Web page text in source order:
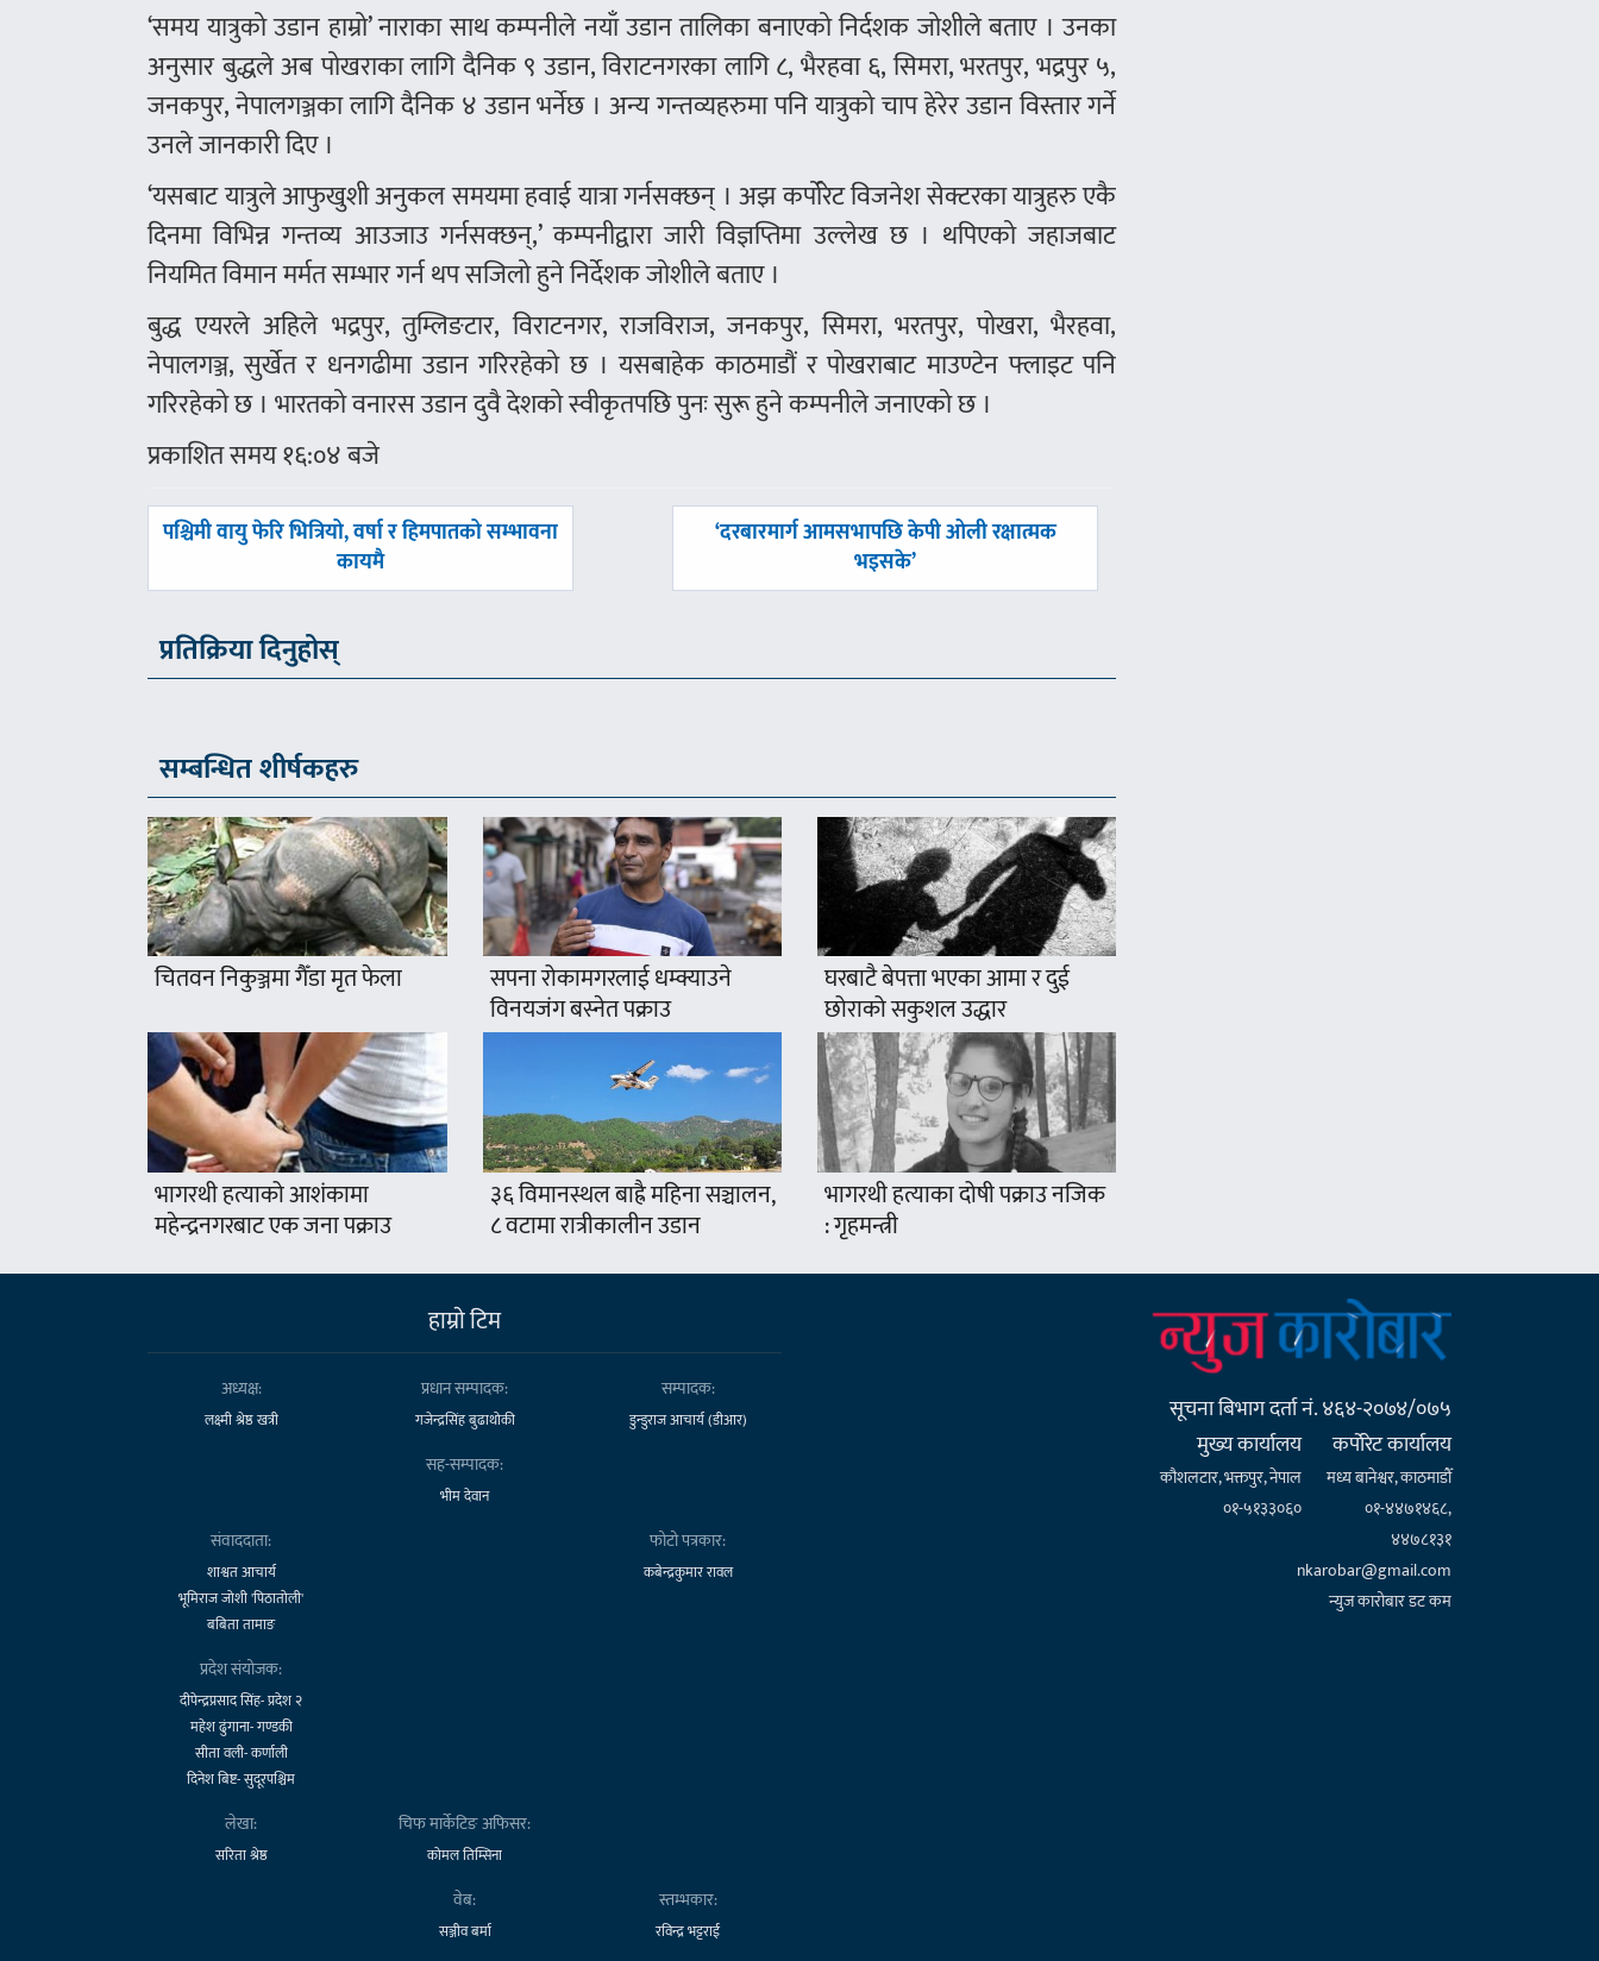
‘समय यात्रुको उडान हाम्रो’ नाराका साथ कम्पनीले नयाँ उडान तालिका बनाएको निर्दशक जोशीले बताए । उनका
अनुसार बुद्धले अब पोखराका लागि दैनिक ९ उडान, विराटनगरका लागि ८, भैरहवा ६, सिमरा, भरतपुर, भद्रपुर ५,
जनकपुर, नेपालगञ्जका लागि दैनिक ४ उडान भर्नेछ । अन्य गन्तव्यहरुमा पनि यात्रुको चाप हेरेर उडान विस्तार गर्ने
उनले जानकारी दिए ।
‘यसबाट यात्रुले आफुखुशी अनुकल समयमा हवाई यात्रा गर्नसक्छन् । अझ कर्पोरेट विजनेश सेक्टरका यात्रुहरु एकै
दिनमा विभिन्न गन्तव्य आउजाउ गर्नसक्छन्,’ कम्पनीद्वारा जारी विज्ञप्तिमा उल्लेख छ । थपिएको जहाजबाट
नियमित विमान मर्मत सम्भार गर्न थप सजिलो हुने निर्देशक जोशीले बताए ।
बुद्ध एयरले अहिले भद्रपुर, तुम्लिङटार, विराटनगर, राजविराज, जनकपुर, सिमरा, भरतपुर, पोखरा, भैरहवा,
नेपालगञ्ज, सुर्खेत र धनगढीमा उडान गरिरहेको छ । यसबाहेक काठमाडौं र पोखराबाट माउण्टेन फ्लाइट पनि
गरिरहेको छ । भारतको वनारस उडान दुवै देशको स्वीकृतपछि पुनः सुरू हुने कम्पनीले जनाएको छ ।
प्रकाशित समय १६:०४ बजे
पछिल्लाे
पश्चिमी वायु फेरि भित्रियो, वर्षा र हिमपातको सम्भावना
कायमै
अघिल्लाे
‘दरबारमार्ग आमसभापछि केपी ओली रक्षात्मक
भइसके’
प्रतिक्रिया दिनुहोस्
सम्बन्धित शीर्षकहरु
चितवन निकुञ्जमा गैँडा मृत फेला सपना रोकामगरलाई धम्क्याउने
विनयजंग बस्नेत पक्राउ
घरबाटै बेपत्ता भएका आमा र दुई
छोराको सकुशल उद्धार
भागरथी हत्याको आशंकामा
महेन्द्रनगरबाट एक जना पक्राउ
३६ विमानस्थल बाह्रै महिना सञ्चालन,
८ वटामा रात्रीकालीन उडान
भागरथी हत्याका दोषी पक्राउ नजिक
: गृहमन्त्री
हाम्राे टिम
अध्यक्ष:
लक्ष्मी श्रेष्ठ खत्री
प्रधान सम्पादक:
गजेन्द्रसिंह बुढाथोकी
सम्पादक:
डुन्डुराज आचार्य (डीआर)
सह-सम्पादक:
भीम देवान
संवाददाता:
शाश्वत आचार्य
भूमिराज जोशी 'पिठातोली'
बबिता तामाङ
फोटो पत्रकार:
कबेन्द्रकुमार रावल
प्रदेश संयोजक:
दीपेन्द्रप्रसाद सिंह- प्रदेश २
महेश ढुंगाना- गण्डकी
सीता वली- कर्णाली
दिनेश बिष्ट- सुदूरपश्चिम
लेखा:
सरिता श्रेष्ठ
चिफ मार्केटिङ अफिसर:
कोमल तिम्सिना
वेब:
सञ्जीव बर्मा
स्तम्भकार:
रविन्द्र भट्टराई
सूचना बिभाग दर्ता नं. ४६४-२०७४/०७५
मुख्य कार्यालय
कौशलटार, भक्तपुर, नेपाल
०१-५१३३०६०
कर्पाेरेट कार्यालय
मध्य बानेश्वर, काठमाडौँ
०१-४४७१४६८,
४४७८१३१
nkarobar@gmail.com
न्युज कारोबार डट कम